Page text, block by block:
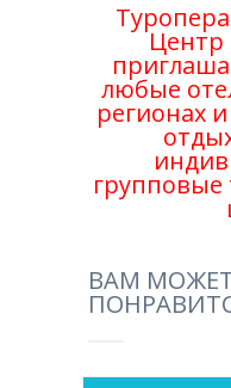
любые
регионах
ВАМ